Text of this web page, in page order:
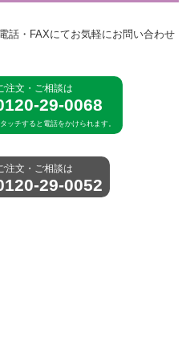
話・FAXにてお気軽にお問い合わせ
注文・ご相談は
29-0068
ッチすると電話をかけられます。
注文・ご相談は
29-0052